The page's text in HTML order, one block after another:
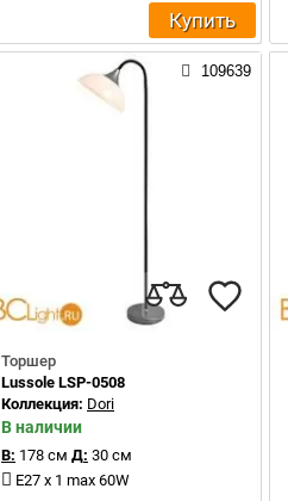
Купить
109639
Торшер
Lussole LSP-0508
Коллекция: Dori
В наличии
В: 178 см Д: 30 см
E27 x 1 max 60W